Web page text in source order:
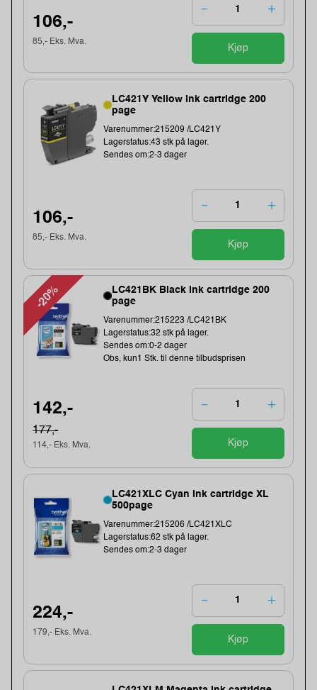
106,-
85,- Eks. Mva.
Kjøp
LC421Y Yellow Ink cartridge 200
page
Varenummer:215209 /LC421Y
Lagerstatus:43 stk på lager.
Sendes om:2-3 dager
106,-
85,- Eks. Mva.
Kjøp
-20%
LC421BK Black ink cartridge 200
page
Varenummer:215223 /LC421BK
Lagerstatus:32 stk på lager.
Sendes om:0-2 dager
Obs, kun1 Stk. til denne tilbudsprisen
142,-
177,-
114,- Eks. Mva. Kjøp
LC421XLC Cyan ink cartridge XL
500page
Varenummer:215206 /LC421XLC
Lagerstatus:62 stk på lager.
Sendes om:2-3 dager
224,-
179,- Eks. Mva.
Kjøp